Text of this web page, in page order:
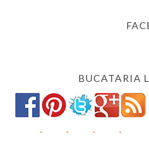
BUCATARIA